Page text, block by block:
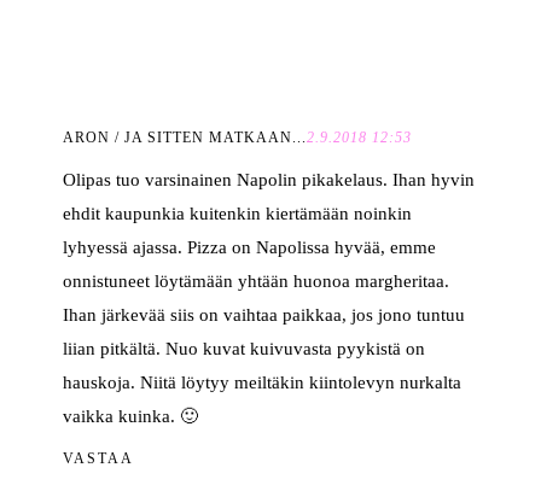
ARON / JA SITTEN MATKAAN...2.9.2018 12:53
Olipas tuo varsinainen Napolin pikakelaus. Ihan hyvin
ehdit kaupunkia kuitenkin kiertämään noinkin
lyhyessä ajassa. Pizza on Napolissa hyvää, emme
onnistuneet löytämään yhtään huonoa margheritaa.
Ihan järkevää siis on vaihtaa paikkaa, jos jono tuntuu
liian pitkältä. Nuo kuvat kuivuvasta pyykistä on
hauskoja. Niitä löytyy meiltäkin kiintolevyn nurkalta
vaikka kuinka. 🙂
VASTAA